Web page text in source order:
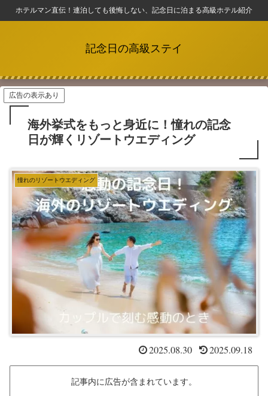
ホテルマン直伝！連泊しても後悔しない、記念日に泊まる高級ホテル紹介
記念日の高級ステイ
広告の表示あり
海外挙式をもっと身近に！憧れの記念
日が輝くリゾートウエディング
憧れのリゾートウエディング
2025.08.30 2025.09.18
記事内に広告が含まれています。